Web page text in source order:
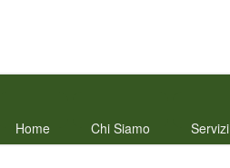
Home Chi Siamo Servizi